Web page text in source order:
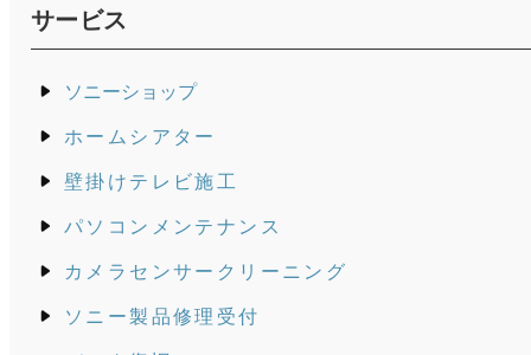
サービス
ソニーショップ
ホームシアター
壁掛けテレビ施工
パソコンメンテナンス
カメラセンサークリーニング
ソニー製品修理受付